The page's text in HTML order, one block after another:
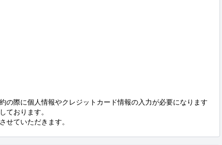
の際に個人情報やクレジットカード情報の入力が必要になります
ております。
せていただきます。